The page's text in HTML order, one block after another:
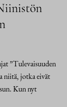
”Tulevaisuuden
niitä, jotka eivät
Kun nyt